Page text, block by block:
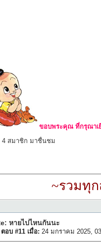
ขอบพระคุณ ที่กรุณาเ
สมาชิก มาชื่นชม
~รวมทุ
หายไปไหนกันนะ
ตอบ #11 เมื่อ: 24 มกราคม 2025,